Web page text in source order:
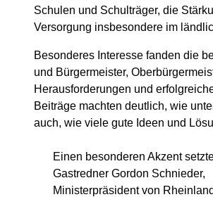
Schulen und Schulträger, die
Versorgung insbesondere im
Besonderes Interesse fanden die
und Bürgermeister,
Herausforderungen und
Beiträge machten deutlich, wie
auch, wie viele gute Ideen und
Einen besonderen Akzent
Gastredner Gordon Schnieder,
Ministerpräsident von